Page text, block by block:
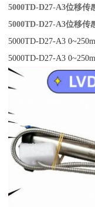
5000TD-D27-A3位移
5000TD-D27-A3位移
5000TD-D27-A3
5000TD-D27-A3